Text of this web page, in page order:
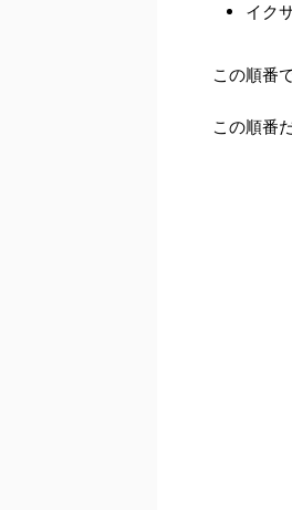
イク
この順番
この順番